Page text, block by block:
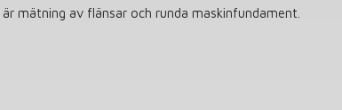
mätning av flänsar och runda maskinfundament.